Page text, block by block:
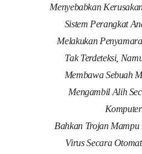
Menyebabkan
Sistem Perangkat
Melakukan
Tak Terdeteksi,
Membawa Sebuah
Mengambil Alih
Bahkan Trojan
Virus Secara